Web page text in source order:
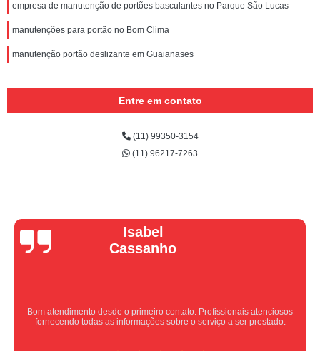
empresa de manutenção de portões basculantes no Parque São Lucas
manutenções para portão no Bom Clima
manutenção portão deslizante em Guaianases
Entre em contato
(11) 99350-3154
(11) 96217-7263
Vera Maria
Equipe nota 10, trabalho rápido com excelência , super organizados.
Super indico.